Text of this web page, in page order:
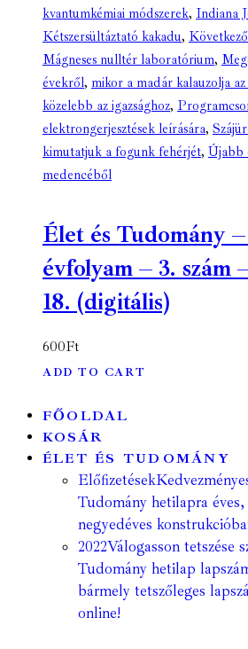
kvantumkémiai módszerek, Indiana
Kétszersültáztató kakadu,
Mágneses nulltér laboratórium,
évekről, mikor a madár kalauzolja
közelebb az igazsághoz,
elektrongerjesztések leírására,
kimutatjuk a fogunk fehérjét, Újabb
medencéből
Élet és Tudomány
évfolyam – 3. szám
18. (digitális)
600Ft
ADD TO CART
FŐOLDAL
KOSÁR
ÉLET ÉS TUDOMÁNY
Előfizetések
Tudomány hetilapra
negyedéves
2022Válogasson tetszése
Tudomány hetilap
bármely tetszőleges
online!